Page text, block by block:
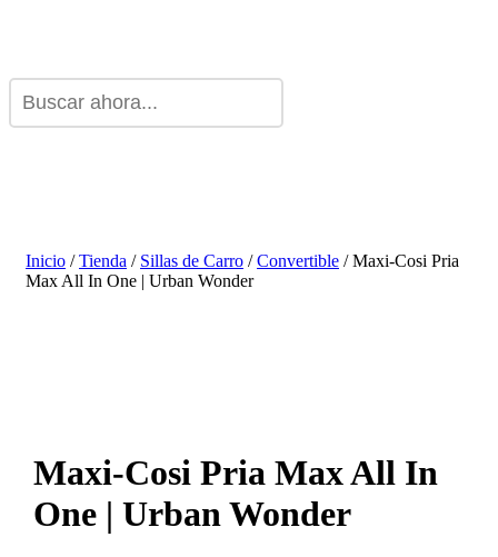
Inicio /Tienda / Sillas de Carro /Convertible / Maxi-Cosi Pria
Max All In One | Urban Wonder
Maxi-Cosi Pria Max All In
One | Urban Wonder